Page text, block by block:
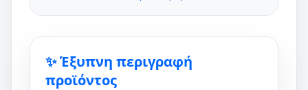
✨ Έξυπνη περιγραφή
προϊόντος